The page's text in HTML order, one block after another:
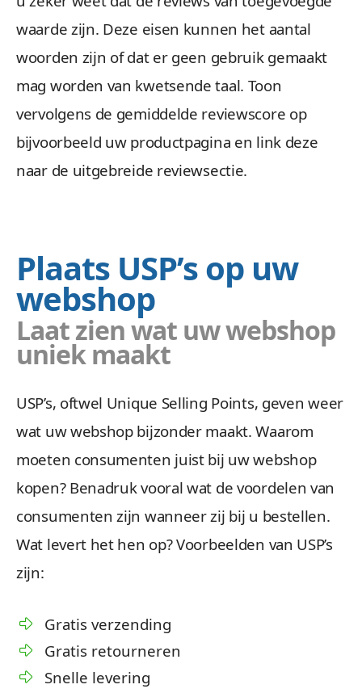
waarde zijn. Deze eisen kunnen het aantal
woorden zijn of dat er geen gebruik gemaakt
mag worden van kwetsende taal. Toon
vervolgens de gemiddelde reviewscore op
bijvoorbeeld uw productpagina en link deze
naar de uitgebreide reviewsectie.
Plaats USP’s op uw
webshop
Laat zien wat uw webshop
uniek maakt
USP’s, oftwel Unique Selling Points, geven weer
wat uw webshop bijzonder maakt. Waarom
moeten consumenten juist bij uw webshop
kopen? Benadruk vooral wat de voordelen van
consumenten zijn wanneer zij bij u bestellen.
Wat levert het hen op? Voorbeelden van USP’s
zijn:
Gratis verzending
Gratis retourneren
Snelle levering